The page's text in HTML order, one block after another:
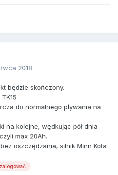
2018
będzie skończony.
do normalnego pływania na
na kolejne, wędkując pół dnia
max 20Ah.
oszczędzania, silnik Minn Kota